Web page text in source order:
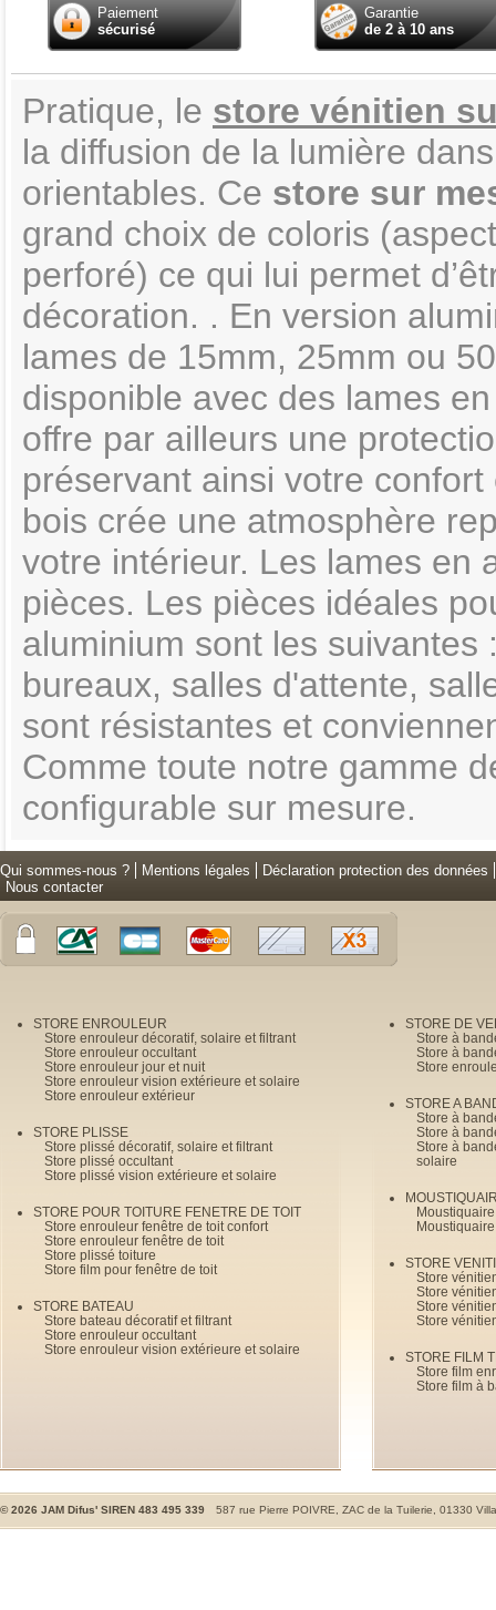
Paiement
sécurisé
Garantie
de 2 à 10 ans
Pratique, le store vénitien
la diffusion de la lumière
orientables. Ce store sur
grand choix de coloris
perforé) ce qui lui permet
décoration. . En version
lames de 15mm, 25mm ou
disponible avec des lames
offre par ailleurs une
préservant ainsi votre
bois crée une atmosphère
votre intérieur. Les lames en
pièces. Les pièces idéales
aluminium sont les
bureaux, salles d'attente,
sont résistantes et
Comme toute notre gamme
configurable sur mesure.
Qui sommes-nous ? Mentions légales
Déclaration protection des données
Nous contacter
STORE ENROULEUR
Store enrouleur décoratif, solaire et filtrant
Store enrouleur occultant
Store enrouleur jour et nuit
Store enrouleur vision extérieure et solaire
Store enrouleur extérieur
STORE PLISSE
Store plissé décoratif, solaire et filtrant
Store plissé occultant
Store plissé vision extérieure et solaire
STORE POUR TOITURE FENETRE DE TOIT
Store enrouleur fenêtre de toit confort
Store enrouleur fenêtre de toit
Store plissé toiture
Store film pour fenêtre de toit
STORE BATEAU
Store bateau décoratif et filtrant
Store enrouleur occultant
Store enrouleur vision extérieure et solaire
STORE DE
Store à
Store à
Store
STORE A
Store à
Store à
Store à
solaire
STORE
Store
Store
Store
Store
STORE FILM
Store film
Store film à
©2026 JAM Difus' SIREN 483 495 339 587 rue Pierre POIVRE, ZAC de la Tuilerie, 01330